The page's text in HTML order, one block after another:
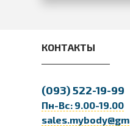
КОНТАКТЫ
(093)522-19-99
Пн-Вс: 9.00-19.00